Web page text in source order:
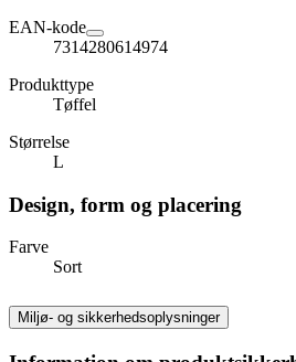
EAN-kode
7314280614974
Produkttype
Tøffel
Størrelse
L
Design, form og placering
Farve
Sort
Miljø- og sikkerhedsoplysninger